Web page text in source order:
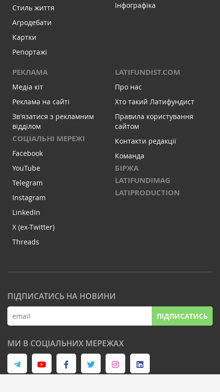
Стиль життя
Агродебати
Картки
Репортажі
Інфографіка
РЕКЛАМА
Медіа кіт
Реклама на сайті
Зв'язатися з рекламним
відділом
СОЦІАЛЬНІ МЕРЕЖІ
Facebook
YouTube
Telegram
Instagram
LinkedIn
X (ex-Twitter)
Threads
LATIFUNDIST.COM
Про нас
Хто такий Латифундист
Правила користування
сайтом
Контакти редакції
Команда
БІРЖА
LATIFUNDIMAG
LATIPRODUCTION
ПІДПИСАТИСЬ НА НОВИНИ
ПІДПИСАТИСЬ
МИ В СОЦІАЛЬНИХ МЕРЕЖАХ